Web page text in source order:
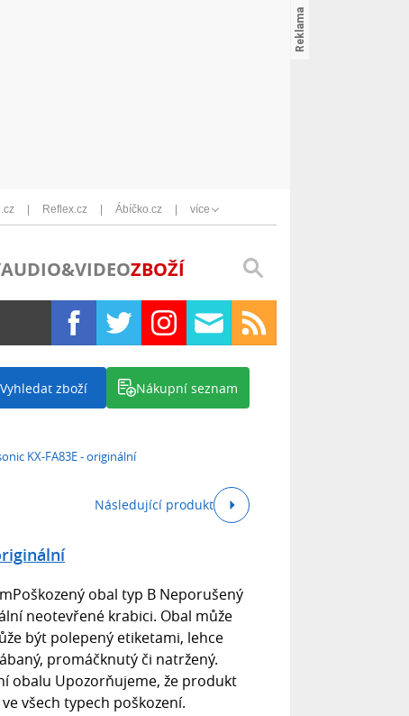
Reflex.cz Ábíčko.cz více
AUDIO&VIDEOZBOŽÍ
Vyhledat zboží Nákupní seznam
KX-FA83E - originální
Následující produkt
obal typ B Neporušený
neotevřené krabici. Obal může
být polepený etiketami, lehce
promáčknutý či natržený.
obalu Upozorňujeme, že produkt
všech typech poškození.